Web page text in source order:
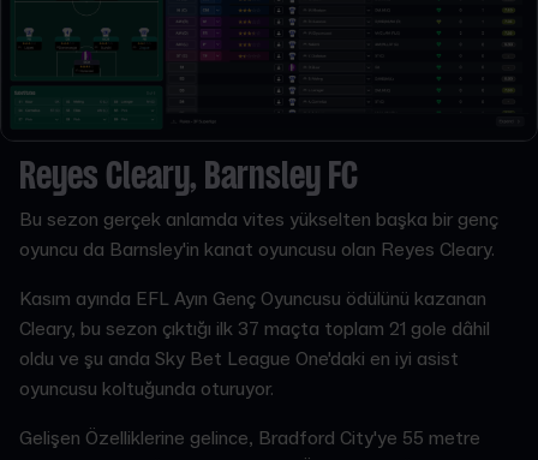
Reyes Cleary, Barnsley FC
Bu sezon gerçek anlamda vites yükselten başka bir genç
oyuncu da Barnsley'in kanat oyuncusu olan Reyes Cleary.
Kasım ayında EFL Ayın Genç Oyuncusu ödülünü kazanan
Cleary, bu sezon çıktığı ilk 37 maçta toplam 21 gole dâhil
oldu ve şu anda Sky Bet League One'daki en iyi asist
oyuncusu koltuğunda oturuyor.
Gelişen Özelliklerine gelince, Bradford City'ye 55 metre